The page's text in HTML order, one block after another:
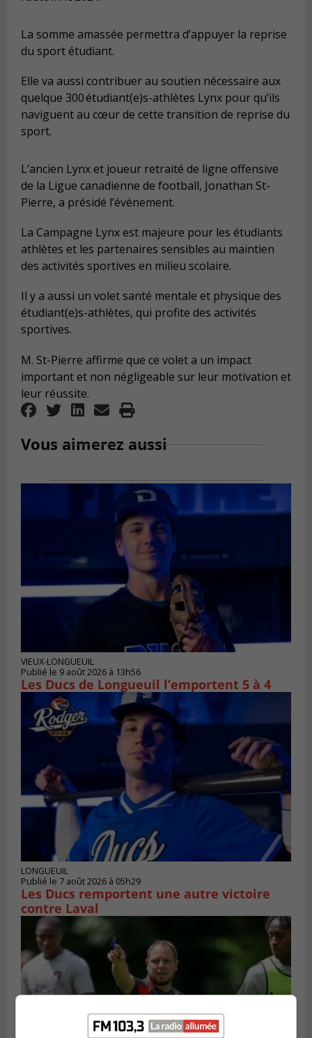
La somme amassée permettra d’appuyer la reprise
du sport étudiant.
Elle va aussi contribuer au soutien nécessaire aux
quelque 300 étudiant(e)s-athlètes Lynx pour qu’ils
naviguent au cœur de cette transition de reprise du
sport.
L’ancien Lynx et joueur retraité de ligne offensive
de la Ligue canadienne de football, Jonathan St-
Pierre, a présidé l’événement.
La Campagne Lynx est majeure pour les étudiants
athlètes et les partenaires sensibles au maintien
des activités sportives en milieu scolaire.
Il y a aussi un volet santé mentale et physique des
étudiant(e)s-athlètes, qui profite des activités
sportives.
M. St-Pierre affirme que ce volet a un impact
important et non négligeable sur leur motivation et
leur réussite.
Vous aimerez aussi
VIEUX-LONGUEUIL
Publié le 9 août 2026 à 13h56
Les Ducs de Longueuil l’emportent 5 à 4
LONGUEUIL
Publié le 7 août 2026 à 05h29
Les Ducs remportent une autre victoire
contre Laval